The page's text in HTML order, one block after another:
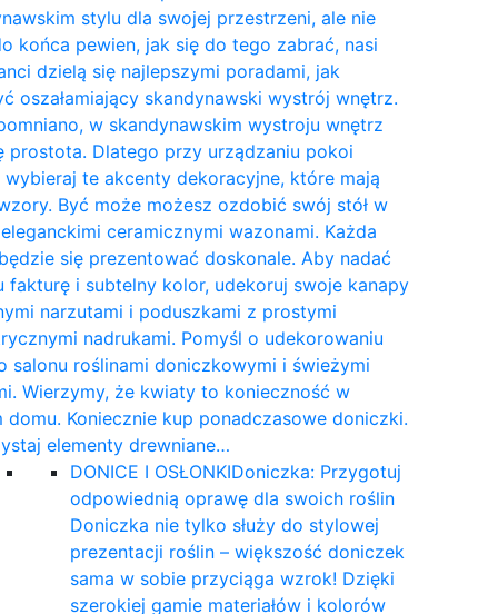
stylu dla swojej przestrzeni, ale nie
końca pewien, jak się do tego zabrać, nasi
dzielą się najlepszymi poradami, jak
oszałamiający skandynawski wystrój wnętrz.
w skandynawskim wystroju wnętrz
prostota. Dlatego przy urządzaniu pokoi
wybieraj te akcenty dekoracyjne, które mają
Być może możesz ozdobić swój stół w
ceramicznymi wazonami. Każda
się prezentować doskonale. Aby nadać
fakturę i subtelny kolor, udekoruj swoje kanapy
narzutami i poduszkami z prostymi
nadrukami. Pomyśl o udekorowaniu
salonu roślinami doniczkowymi i świeżymi
Wierzymy, że kwiaty to konieczność w
domu. Koniecznie kup ponadczasowe doniczki.
elementy drewniane…
DONICE I OSŁONKIDoniczka: Przygotuj
odpowiednią oprawę dla swoich roślin
Doniczka nie tylko służy do stylowej
prezentacji roślin – większość doniczek
sama w sobie przyciąga wzrok! Dzięki
szerokiej gamie materiałów i kolorów